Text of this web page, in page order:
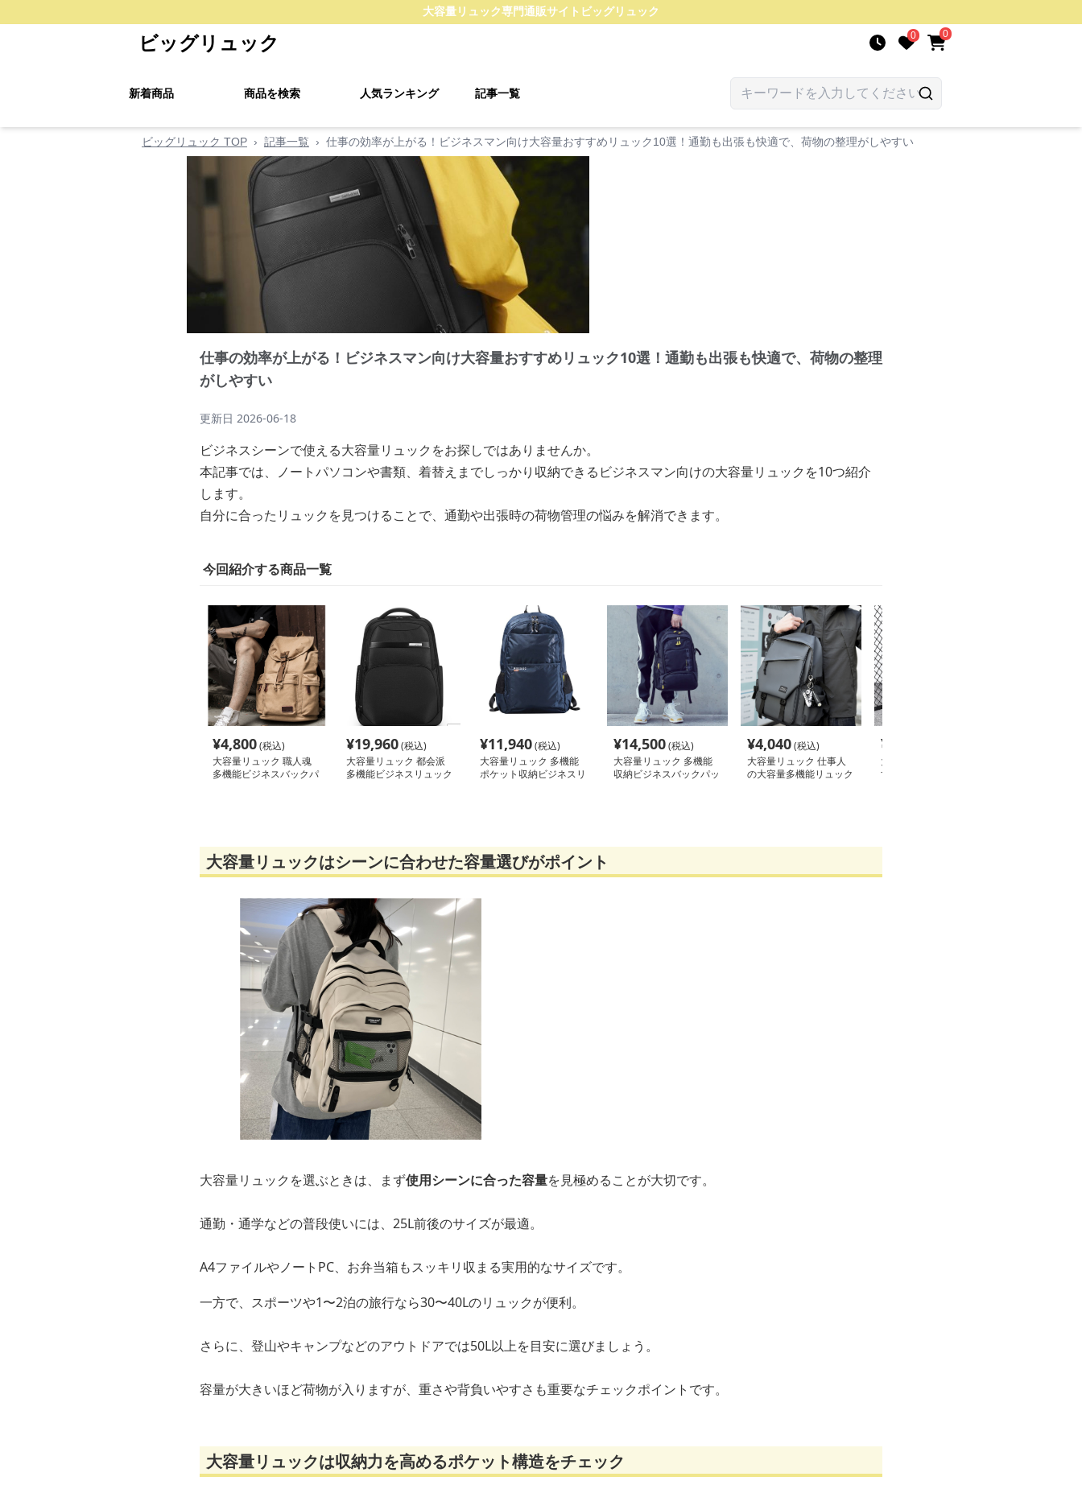
大容量リュック専門通販サイト ビッグリュック
ビッグリュック 0 0
新着商品 商品を検索 人気ランキング 記事一覧
ビッグリュック TOP › 記事一覧 › 仕事の効率が上がる！ビジネスマン向け大容量おすすめリュック10選！通勤も出張も快適で、荷物の整理がしやすい
仕事の効率が上がる！ビジネスマン向け大容量おすすめリュック10選！通勤も出張も快適で、荷物の整理
がしやすい
更新日 2026-06-18
ビジネスシーンで使える大容量リュックをお探しではありませんか。
本記事では、ノートパソコンや書類、着替えまでしっかり収納できるビジネスマン向けの大容量リュックを10つ紹介
します。
自分に合ったリュックを見つけることで、通勤や出張時の荷物管理の悩みを解消できます。
今回紹介する商品一覧
¥4,800(税込)
大容量リュック 職人魂
多機能ビジネスバックパ
¥19,960(税込)
大容量リュック 都会派
多機能ビジネスリュック
¥11,940(税込)
大容量リュック 多機能
ポケット収納ビジネスリ
¥14,500(税込)
大容量リュック 多機能
収納ビジネスバックパッ
¥4,040(税込)
大容量リュック 仕事人
の大容量多機能リュック
¥
大容量リュック 四角形
すっきり大容量ビジネス
大容量リュックはシーンに合わせた容量選びがポイント
大容量リュックを選ぶときは、まず使用シーンに合った容量を見極めることが大切です。
通勤・通学などの普段使いには、25L前後のサイズが最適。
A4ファイルやノートPC、お弁当箱もスッキリ収まる実用的なサイズです。
一方で、スポーツや1〜2泊の旅行なら30〜40Lのリュックが便利。
さらに、登山やキャンプなどのアウトドアでは50L以上を目安に選びましょう。
容量が大きいほど荷物が入りますが、重さや背負いやすさも重要なチェックポイントです。
大容量リュックは収納力を高めるポケット構造をチェック